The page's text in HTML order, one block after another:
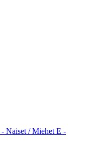
Naiset / Miehet E -